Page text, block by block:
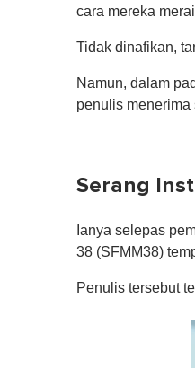
cara mereka
Tidak dinafikan,
Namun, dalam
penulis
Serang
Ianya selepas
38 (SFMM38)
Penulis tersebut